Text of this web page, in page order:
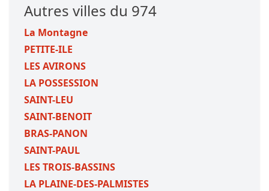
Autres villes du 974
La Montagne
PETITE-ILE
LES AVIRONS
LA POSSESSION
SAINT-LEU
SAINT-BENOIT
BRAS-PANON
SAINT-PAUL
LES TROIS-BASSINS
LA PLAINE-DES-PALMISTES